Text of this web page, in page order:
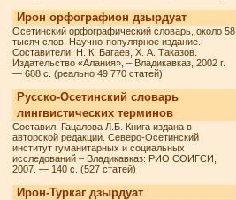
Ирон орфографион дзырдуат
Осетинский орфографический словарь, около 58
тысяч слов. Научно-популярное издание.
Составители: Н. К. Багаев, Х. А. Таказов.
Издательство «Алания», – Владикавказ, 2002 г.
— 688 с. (реально 49 770 статей)
Русско-Осетинский словарь
лингвистических терминов
Составил: Гацалова Л.Б. Книга издана в
авторской редакции. Северо-Осетинский
институт гуманитарных и социальных
исследований – Владикавказ: РИО СОИГСИ,
2007. — 140 с. (527 статей)
Ирон-Туркаг дзырдуат